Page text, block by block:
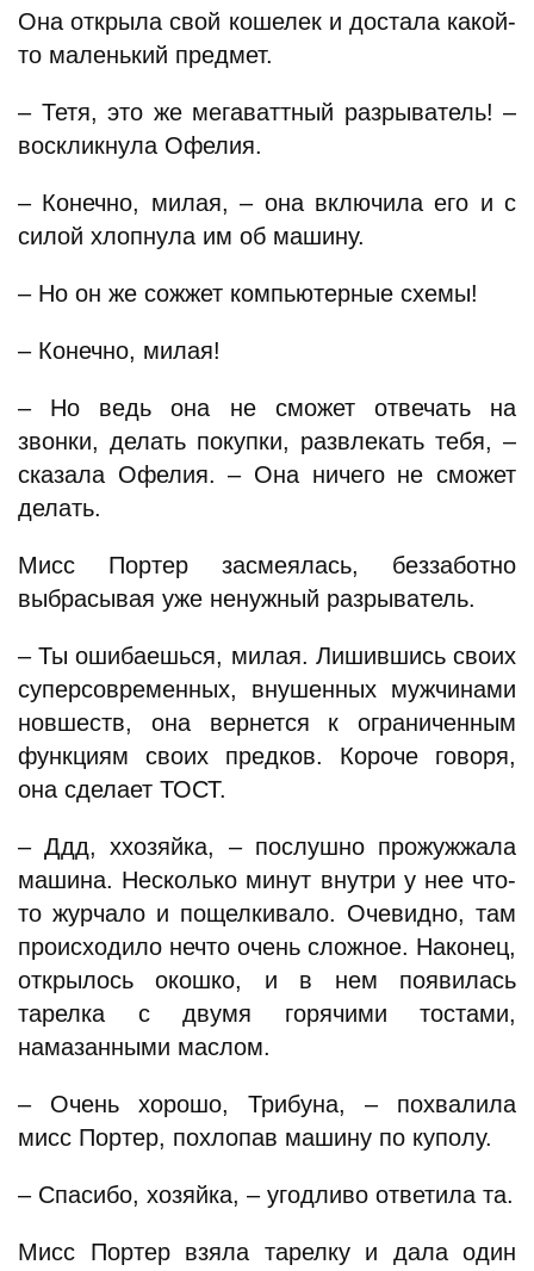
Она открыла свой кошелек и достала какой-
то маленький предмет.
– Тетя, это же мегаваттный разрыватель! –
воскликнула Офелия.
– Конечно, милая, – она включила его и с
силой хлопнула им об машину.
– Но он же сожжет компьютерные схемы!
– Конечно, милая!
– Но ведь она не сможет отвечать на
звонки, делать покупки, развлекать тебя, –
сказала Офелия. – Она ничего не сможет
делать.
Мисс Портер засмеялась, беззаботно
выбрасывая уже ненужный разрыватель.
– Ты ошибаешься, милая. Лишившись своих
суперсовременных, внушенных мужчинами
новшеств, она вернется к ограниченным
функциям своих предков. Короче говоря,
она сделает ТОСТ.
– Ддд, ххозяйка, – послушно прожужжала
машина. Несколько минут внутри у нее что-
то журчало и пощелкивало. Очевидно, там
происходило нечто очень сложное. Наконец,
открылось окошко, и в нем появилась
тарелка с двумя горячими тостами,
намазанными маслом.
– Очень хорошо, Трибуна, – похвалила
мисс Портер, похлопав машину по куполу.
– Спасибо, хозяйка, – угодливо ответила та.
Мисс Портер взяла тарелку и дала один